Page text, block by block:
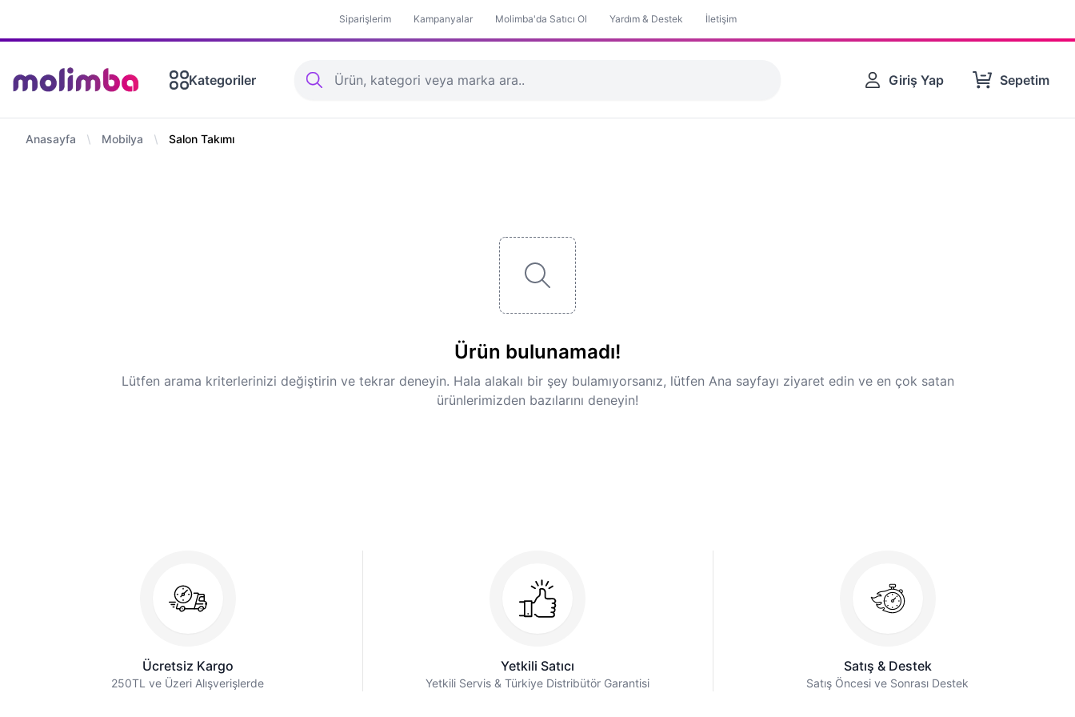
Siparişlerim Kampanyalar Molimba'da Satıcı Ol Yardım & Destek İletişim
Kategoriler
Beyaz EşyaTVElektronik MobilyaEv Tekstili Halı&Kilim Uyku SetiPike & Pike Takımı Nevresim Takımı Bulaşık Makineleri Kurutma
Giriş Yap Sepetim
Anasayfa Mobilya Salon Takımı
Ürün bulunamadı!
Lütfen arama kriterlerinizi değiştirin ve tekrar deneyin. Hala alakalı bir şey bulamıyorsanız, lütfen Ana sayfayı ziyaret edin ve en çok satan
ürünlerimizden bazılarını deneyin!
Ücretsiz Kargo
250TL ve Üzeri Alışverişlerde
Yetkili Satıcı
Yetkili Servis & Türkiye Distribütör Garantisi
Satış & Destek
Satış Öncesi ve Sonrası Destek